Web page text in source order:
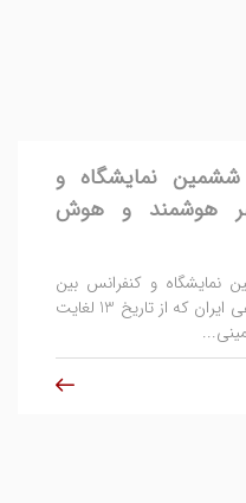
نمایشگاه و
هوشمند و هوش
نمایشگاه و کنفرانس بین
المللی شهر هوشمند و هوش مصنوعی ایران که از تاریخ 13 لغایت